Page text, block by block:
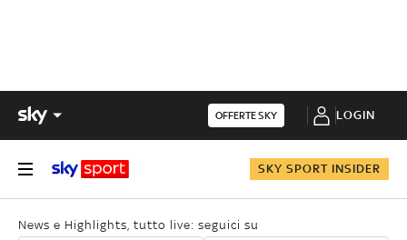
OFFERTE SKY LOGIN
SKY SPORT INSIDER
News e Highlights, tutto live: seguici su